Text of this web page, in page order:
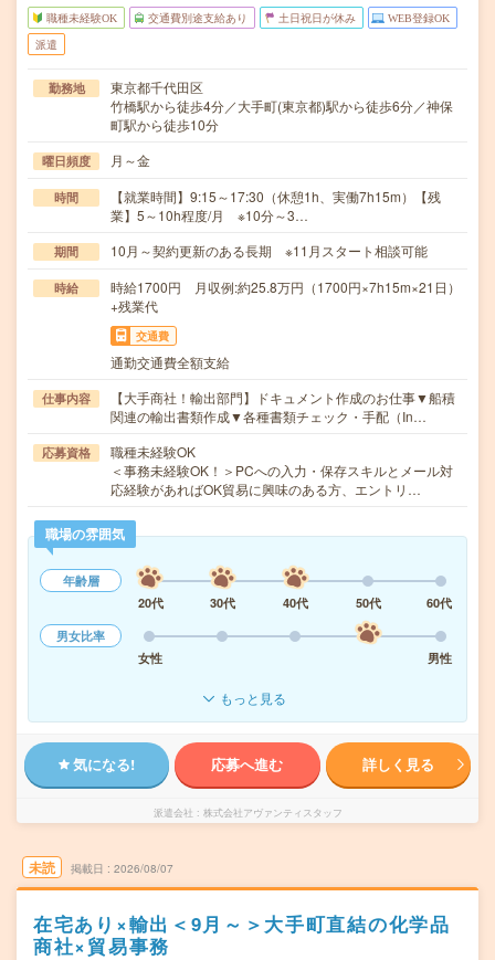
職種未経験OK 交通費別途支給あり 土日祝日が休み WEB登録OK
派遣
勤務地
東京都千代田区
竹橋駅から徒歩4分／大手町(東京都)駅から徒歩6分／神保
町駅から徒歩10分
曜日頻度 月～金
時間
【就業時間】9:15～17:30（休憩1h、実働7h15m）【残
業】5～10h程度/月 ※10分～3…
期間 10月～契約更新のある長期 ※11月スタート相談可能
時給
時給1700円 月収例:約25.8万円（1700円×7h15m×21日）
+残業代
交通費
通勤交通費全額支給
仕事内容
【大手商社！輸出部門】ドキュメント作成のお仕事▼船積
関連の輸出書類作成▼各種書類チェック・手配（In…
応募資格
職種未経験OK
＜事務未経験OK！＞PCへの入力・保存スキルとメール対
応経験があればOK貿易に興味のある方、エントリ…
職場の雰囲気
年齢層
20代
30代 40代 50代
60代
男女比率
女性
男性
もっと見る
気になる! 応募へ進む 詳しく見る
派遣会社 株式会社アヴァンティスタッフ
未読 掲載日 2026/08/07
在宅あり×輸出＜9月～＞大手町直結の化学品
商社×貿易事務